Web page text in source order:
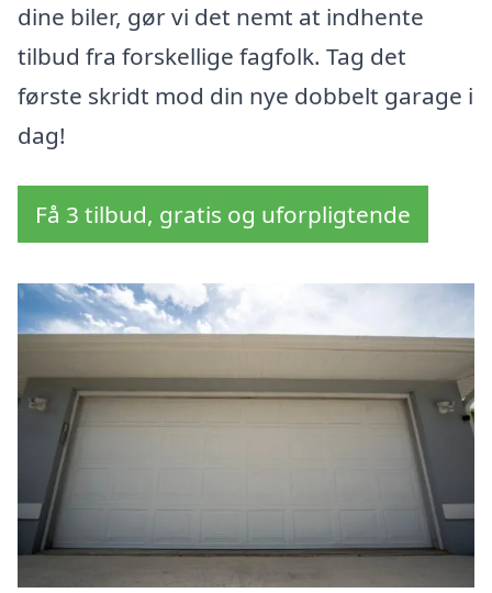
dine biler, gør vi det nemt at indhente
tilbud fra forskellige fagfolk. Tag det
første skridt mod din nye dobbelt garage i
dag!
Få 3 tilbud, gratis og uforpligtende